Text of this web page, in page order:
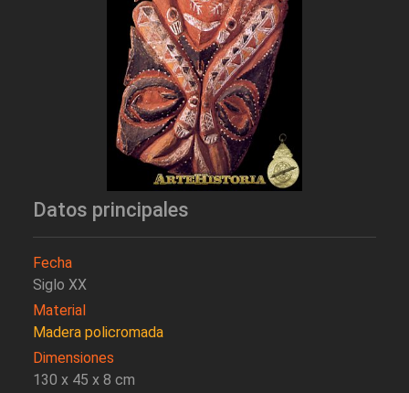
Datos principales
Fecha
Siglo XX
Material
Madera policromada
Dimensiones
130 x 45 x 8 cm